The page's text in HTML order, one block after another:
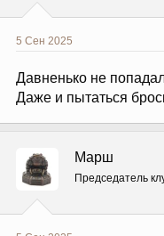
5 Сен 2025
Давненько не
Даже и пытаться
Марш
Председатель